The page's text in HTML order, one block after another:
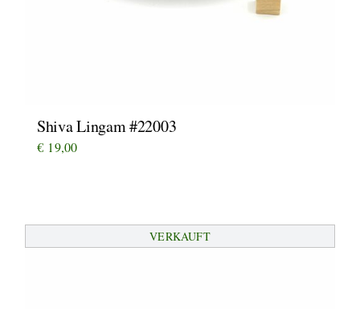
Shiva Lingam #22003
€ 19,00
VERKAUFT